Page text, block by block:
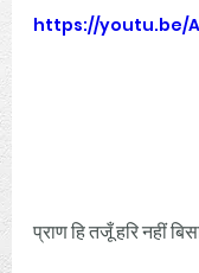
https://youtu.be/
प्राण हि तजूँ हरि नहीं